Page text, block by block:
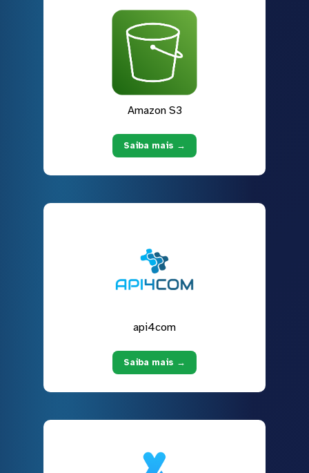
Amazon S3
Saiba mais →
api4com
Saiba mais →